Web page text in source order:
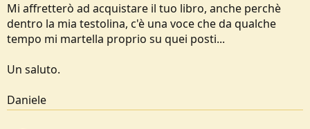
Mi affretterò ad acquistare il tuo libro, anche perchè
dentro la mia testolina, c'è una voce che da qualche
tempo mi martella proprio su quei posti...
Un saluto.
Daniele